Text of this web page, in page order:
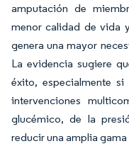
amputación de
menor calidad de vida
genera una mayor
La evidencia sugiere
éxito, especialmente
intervenciones
glucémico, de la
reducir una amplia